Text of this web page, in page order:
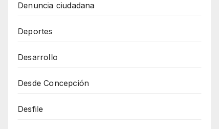
Denuncia ciudadana
Deportes
Desarrollo
Desde Concepción
Desfile